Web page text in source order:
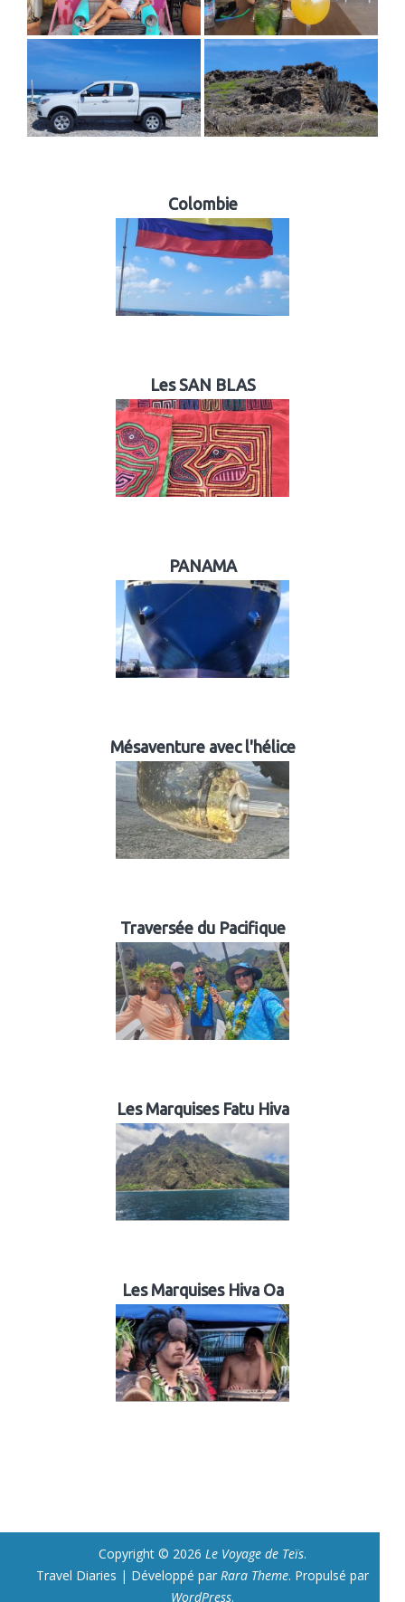
Colombie
Les SAN BLAS
PANAMA
Mésaventure avec l'hélice
Traversée du Pacifique
Les Marquises Fatu Hiva
Les Marquises Hiva Oa
Copyright © 2026 Le Voyage de Teïs.
Travel Diaries | Développé par Rara Theme. Propulsé par
WordPress.